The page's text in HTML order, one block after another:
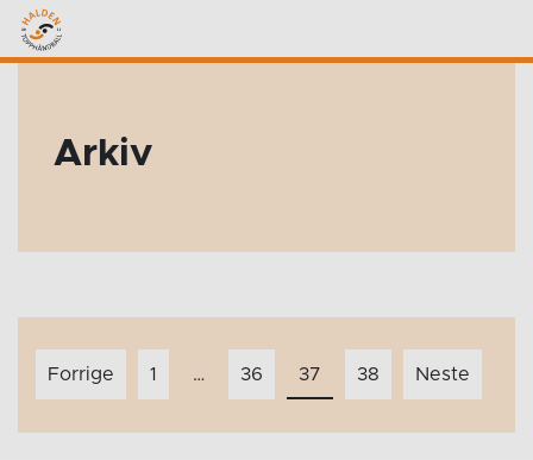
Arkiv
Innleggnavigasjon
Forrige 1 … 36 37 38 Neste